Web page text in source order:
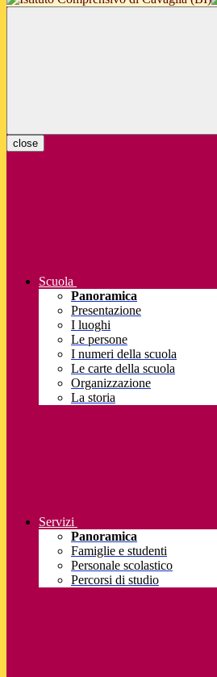
close
Scuola
Panoramica
Presentazione
I luoghi
Le persone
I numeri della scuola
Le carte della scuola
Organizzazione
La storia
Servizi
Panoramica
Famiglie e studenti
Personale scolastico
Percorsi di studio